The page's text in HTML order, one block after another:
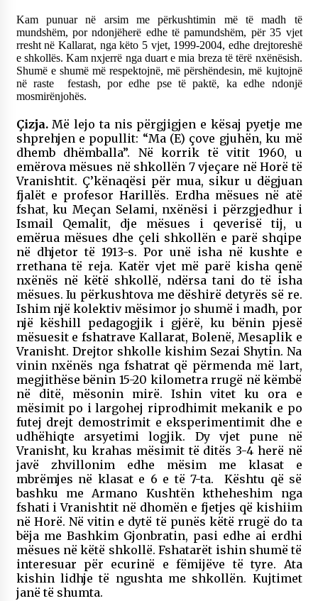
Kam punuar në arsim me përkushtimin më të madh të
mundshëm, por ndonjëherë edhe të pamundshëm, për 35 vjet
rresht në Kallarat, nga këto 5 vjet, 1999-2004, edhe drejtoreshë
e shkollës. Kam nxjerrë nga duart e mia breza të tërë nxënësish.
Shumë e shumë më respektojnë, më përshëndesin, më kujtojnë
në raste festash, por edhe pse të paktë, ka edhe ndonjë
mosmirënjohës.
Çizja.Më lejo ta nis përgjigjen e kësaj pyetje me
shprehjen e popullit: “Ma (E) çove gjuhën, ku më
dhemb dhëmballa”. Në korrik të vitit 1960, u
emërova mësues në shkollën 7 vjeçare në Horë të
Vranishtit. Ç’kënaqësi për mua, sikur u dëgjuan
fjalët e profesor Harillës. Erdha mësues në atë
fshat, ku Meçan Selami, nxënësi i përzgjedhur i
Ismail Qemalit, dje mësues i qeverisë tij, u
emërua mësues dhe çeli shkollën e parë shqipe
në dhjetor të 1913-s. Por unë isha në kushte e
rrethana të reja. Katër vjet më parë kisha qenë
nxënës në këtë shkollë, ndërsa tani do të isha
mësues. Iu përkushtova me dëshirë detyrës së re.
Ishim një kolektiv mësimor jo shumë i madh, por
një këshill pedagogjik i gjërë, ku bënin pjesë
mësuesit e fshatrave Kallarat, Bolenë, Mesaplik e
Vranisht. Drejtor shkolle kishim Sezai Shytin. Na
vinin nxënës nga fshatrat që përmenda më lart,
megjithëse bënin 15-20 kilometra rrugë në këmbë
në ditë, mësonin mirë. Ishin vitet ku ora e
mësimit po i largohej riprodhimit mekanik e po
futej drejt demostrimit e eksperimentimit dhe e
udhëhiqte arsyetimi logjik. Dy vjet pune në
Vranisht, ku krahas mësimit të ditës 3-4 herë në
javë zhvillonim edhe mësim me klasat e
mbrëmjes në klasat e 6 e të 7-ta. Kështu që së
bashku me Armano Kushtën ktheheshim nga
fshati i Vranishtit në dhomën e fjetjes që kishiim
në Horë. Në vitin e dytë të punës këtë rrugë do ta
bëja me Bashkim Gjonbratin, pasi edhe ai erdhi
mësues në këtë shkollë. Fshatarët ishin shumë të
interesuar për ecurinë e fëmijëve të tyre. Ata
kishin lidhje të ngushta me shkollën. Kujtimet
janë të shumta.